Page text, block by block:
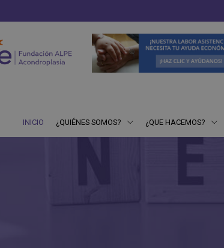
INICIO ¿QUIÉNES SOMOS? ¿QUE HACEMOS?